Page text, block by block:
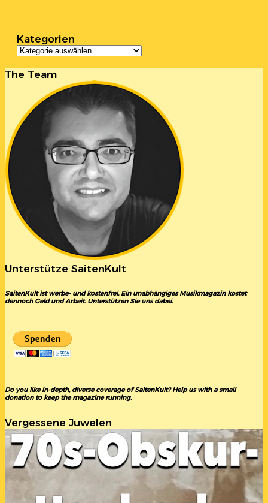
Kategorien
Kategorien
The Team
Unterstütze SaitenKult
SaitenKult ist werbe- und kostenfrei. Ein unabhängiges Musikmagazin kostet
dennoch Geld und Arbeit. Unterstützen Sie uns dabei.
Do you like in-depth, diverse coverage of SaitenKult? Help us with a small
donation to keep the magazine running.
Vergessene Juwelen